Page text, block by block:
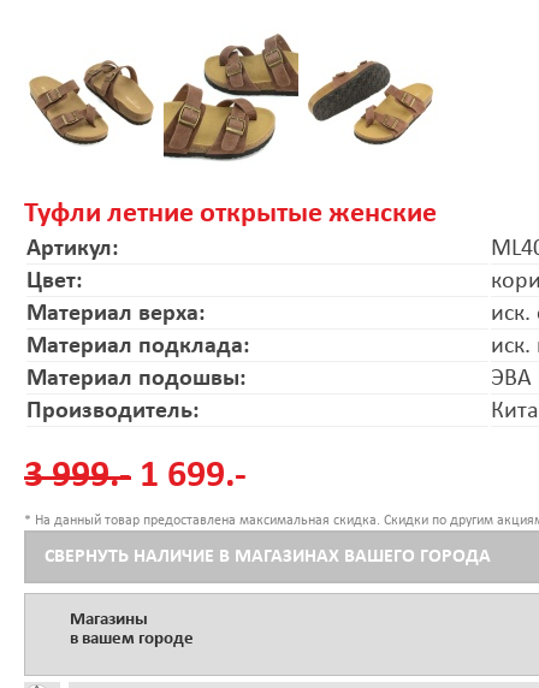
Туфли летние открытые женские
Артикул:
Цвет:
Материал верха:
иск.
Материал подклада:
Материал подошвы:
ЭВА
Производитель:
3 999.- 1 699.-
* На данный товар предоставлена максимальная скидка. Скидки по другим
СВЕРНУТЬ НАЛИЧИЕ В МАГАЗИНАХ ВАШЕГО ГОРОДА
Магазины
в вашем городе